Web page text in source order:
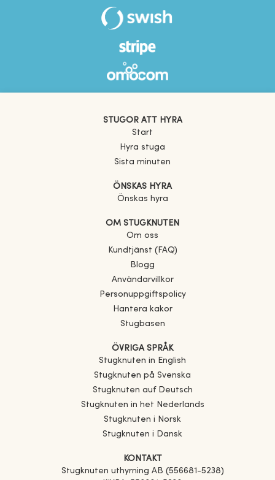
STUGOR ATT HYRA
Start
Hyra stuga
Sista minuten
ÖNSKAS HYRA
Önskas hyra
OM STUGKNUTEN
Om oss
Kundtjänst (FAQ)
Blogg
Användarvillkor
Personuppgiftspolicy
Hantera kakor
Stugbasen
ÖVRIGA SPRÅK
Stugknuten in English
Stugknuten på Svenska
Stugknuten auf Deutsch
Stugknuten in het Nederlands
Stugknuten i Norsk
Stugknuten i Dansk
KONTAKT
Stugknuten uthyrning AB (556681-5238)